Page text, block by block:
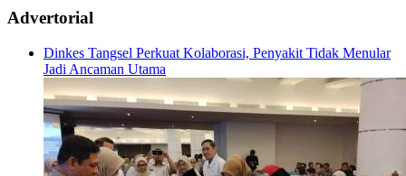
Advertorial
Dinkes Tangsel Perkuat Kolaborasi, Penyakit Tidak Menular
Jadi Ancaman Utama